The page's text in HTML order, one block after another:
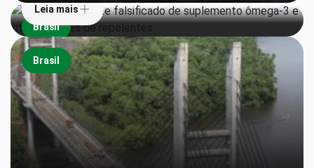
Brasil
Leia mais
Brasil